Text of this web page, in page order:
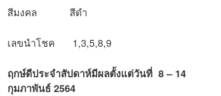
สีมงคล สีดำ
เลขนำโชค 1,3,5,8,9
ฤกษ์ดีประจำสัปดาห์มีผลตั้งแต่วันที่ 8 – 14
กุมภาพันธ์ 2564